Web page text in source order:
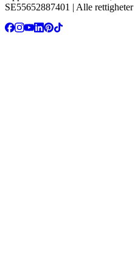
SE55652887401 | Alle